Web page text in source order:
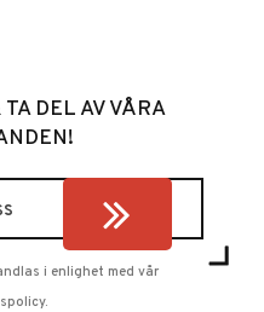
DEL AV VÅRA
i enlighet med vår
.